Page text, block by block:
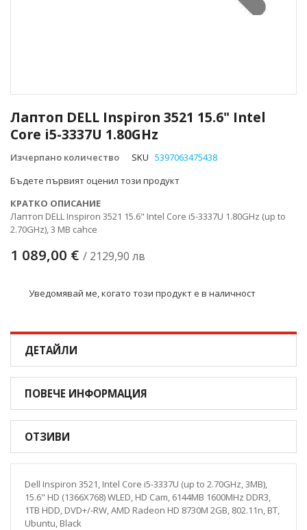
Лаптоп DELL Inspiron 3521 15.6" Intel
Core i5-3337U 1.80GHz
Изчерпано количество SKU 5397063475438
Бъдете първият оценил този продукт
КРАТКО ОПИСАНИЕ
Лаптоп DELL Inspiron 3521 15.6" Intel Core i5-3337U 1.80GHz (up to
2.70GHz), 3 MB cahce
1 089,00 € / 2129,90 лв
Уведомявай ме, когато този продукт е в наличност
към
началото
на
галерия
снимки
ДЕТАЙЛИ
ПОВЕЧЕ ИНФОРМАЦИЯ
ОТЗИВИ
Dell Inspiron 3521, Intel Core i5-3337U (up to 2.70GHz, 3MB),
15.6" HD (1366X768) WLED, HD Cam, 6144MB 1600MHz DDR3,
1TB HDD, DVD+/-RW, AMD Radeon HD 8730M 2GB, 802.11n, BT,
Ubuntu, Black